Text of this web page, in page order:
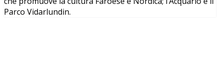
Parco Vidarlundin.